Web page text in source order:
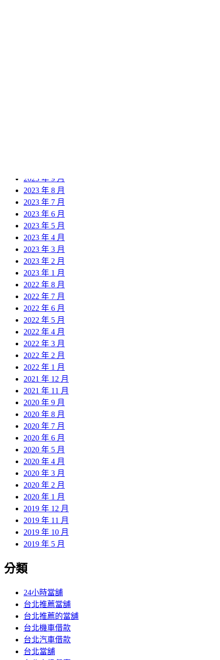
2023 年 9 月
2023 年 8 月
2023 年 7 月
2023 年 6 月
2023 年 5 月
2023 年 4 月
2023 年 3 月
2023 年 2 月
2023 年 1 月
2022 年 8 月
2022 年 7 月
2022 年 6 月
2022 年 5 月
2022 年 4 月
2022 年 3 月
2022 年 2 月
2022 年 1 月
2021 年 12 月
2021 年 11 月
2020 年 9 月
2020 年 8 月
2020 年 7 月
2020 年 6 月
2020 年 5 月
2020 年 4 月
2020 年 3 月
2020 年 2 月
2020 年 1 月
2019 年 12 月
2019 年 11 月
2019 年 10 月
2019 年 5 月
分類
24小時當舖
台北推薦當舖
台北推薦的當舖
台北機車借款
台北汽車借款
台北當舖